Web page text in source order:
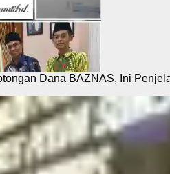
Dana BAZNAS, Ini